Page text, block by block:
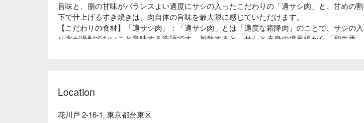
旨味と、脂の甘味がバランスよい適度にサシの入ったこだわりの「適サシ肉」と、甘めの割
下で仕上げるすき焼きは、肉自体の旨味を最大限に感じていただけます。
【こだわりの食材】「適サシ肉」：「適サシ肉」とは「適度な霜降肉」のことで、サシの入
り方が過剰でないこと意味する造語です。加熱すると、サシと赤身の境界線から「和牛香」
Location
花川戸 2-16-1, 東京都台東区